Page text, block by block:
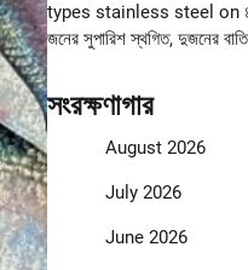
types stainless steel on
জনের সুপারিশ স্থগিত, দুজনের
সংরক্ষণাগার
August 2026
July 2026
June 2026